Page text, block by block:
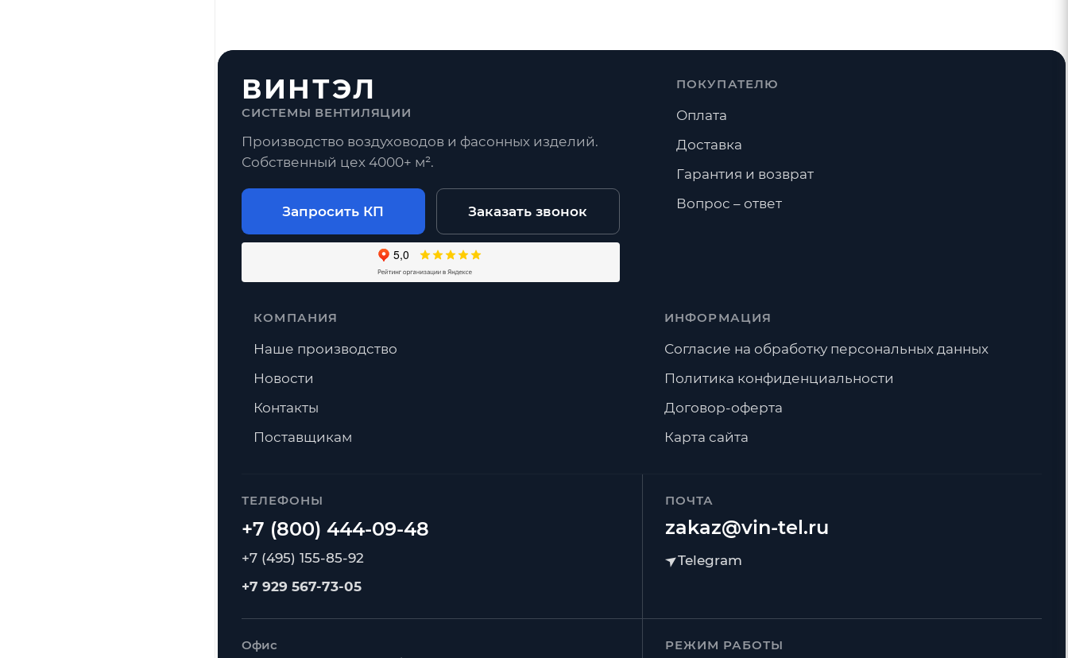
ВИНТЭЛ
СИСТЕМЫ ВЕНТИЛЯЦИИ
Производство воздуховодов и фасонных изделий.
Собственный цех 4000+ м².
Запросить КП Заказать звонок
ТЕЛЕФОНЫ
+7 (495) 155-85-92
+7 929 567-73-05
ПОЧТА
zakaz@vin-tel.ru
Офис РЕЖИМ РАБОТЫ
ПОКУПАТЕЛЮ
Оплата
Доставка
Гарантия и возврат
Вопрос – ответ
КОМПАНИЯ
Наше производство
Новости
Контакты
Поставщикам
ИНФОРМАЦИЯ
Согласие на обработку персональных данных
Политика конфиденциальности
Договор-оферта
Карта сайта